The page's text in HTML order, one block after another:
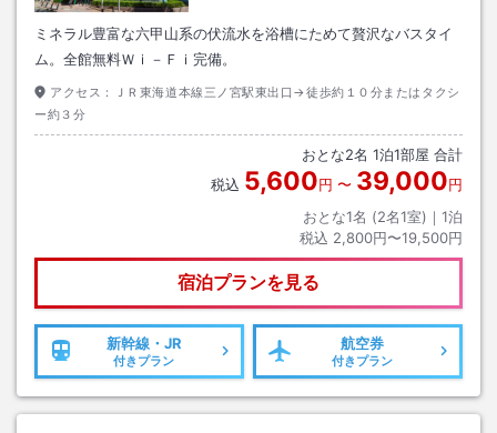
ミネラル豊富な六甲山系の伏流水を浴槽にためて贅沢なバスタイ
ム。全館無料Ｗｉ－Ｆｉ完備。
アクセス：
ＪＲ東海道本線三ノ宮駅東出口→徒歩約１０分またはタクシ
ー約３分
おとな2名 1泊1部屋 合計
税込 5,600円 〜 39,000円
おとな1名 (2名1室)｜ 1泊
税込 2,800円〜19,500円
宿泊プランを見る
新幹線・JR
付きプラン
航空券
付きプラン